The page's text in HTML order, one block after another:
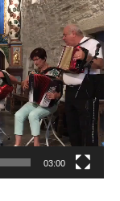
03:00